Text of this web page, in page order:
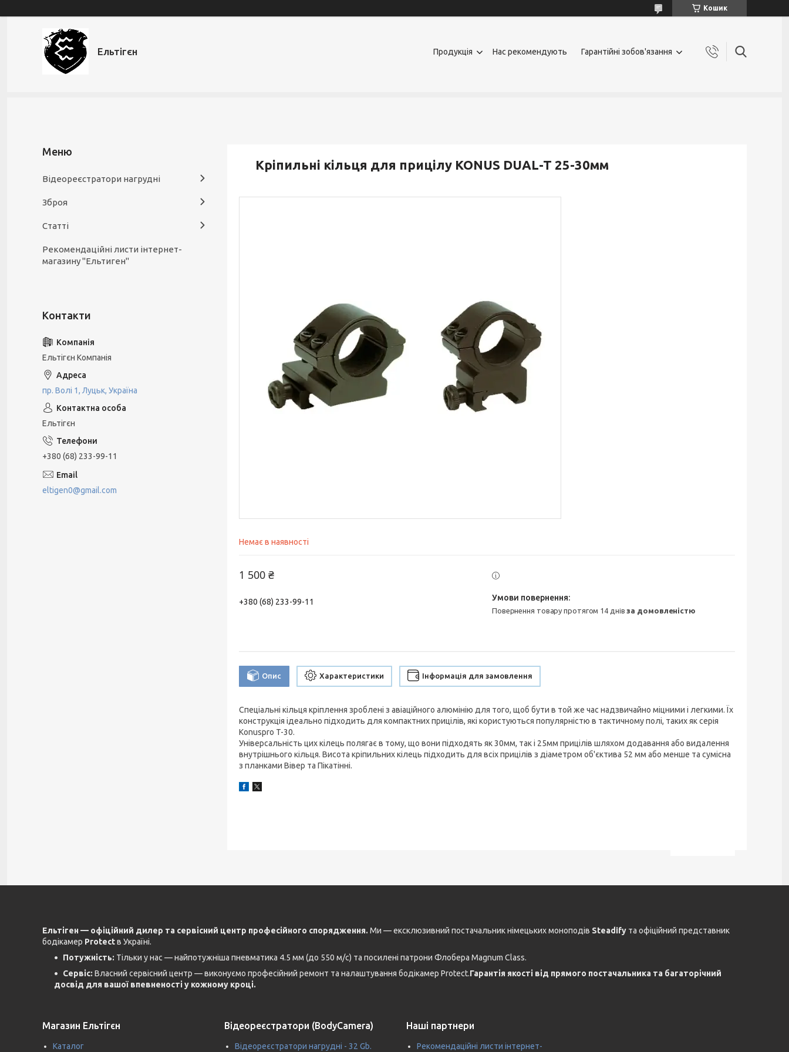
Кошик
Ельтігєн Продукція Нас рекомендують Гарантійні зобов'язання
Кріпильні кільця для прицілу KONUS DUAL-T 25-30мм
Немає в наявності
1 500 ₴
+380 (68) 233-99-11
повернення товару протягом 14 днівза домовленістю
Опис Характеристики Інформація для замовлення
Спеціальні кільця кріплення зроблені з авіаційного алюмінію для того, щоб бути в той же час надзвичайно міцними і легкими. Їх
конструкція ідеально підходить для компактних прицілів, які користуються популярністю в тактичному полі, таких як серія
Konuspro T-30.
Універсальність цих кілець полягає в тому, що вони підходять як 30мм, так і 25мм прицілів шляхом додавання або видалення
внутрішнього кільця. Висота кріпильних кілець підходить для всіх прицілів з діаметром об'єктива 52 мм або менше та сумісна
з планками Вівер та Пікатінні.
Відеореєстратори нагрудні
Зброя
Статті
Рекомендаційні листи інтернет-
магазину "Ельтиген"
Ельтігєн Компанiя
пр. Волі 1, Луцьк, Україна
Ельтігєн
+380 (68) 233-99-11
eltigen0@gmail.com
Ельтіген — офіційний дилер та сервісний центр професійного спорядження. Ми — ексклюзивний постачальник німецьких моноподів Steadify та офіційний представник
бодікамер Protectв Україні.
Потужність: Тільки у нас — найпотужніша пневматика 4.5 мм (до 550 м/с) та посилені патрони Флобера Magnum Class.
Сервіс: Власний сервісний центр — виконуємо професійний ремонт та налаштування бодікамер Protect.Гарантія якості від прямого постачальника та багаторічний
досвід для вашої впевненості у кожному кроці.
Магазин Ельтігєн
Каталог
Відеореєстратори (BodyCamera)
Відеореєстратори нагрудні - 32 Gb.
Наші партнери
Рекомендаційні листи інтернет-